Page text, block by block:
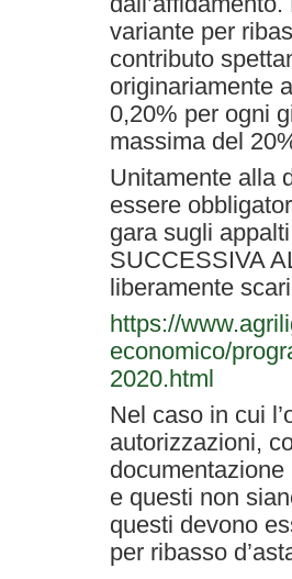
variante per
contributo
originariamente
0,20% per ogni
massima del
Unitamente alla
essere
gara sugli
SUCCESSIVA
liberamente
https://
economico/
2020.html
Nel caso in cui
autorizzazioni,
documentazione
e questi non
questi devono
per ribasso